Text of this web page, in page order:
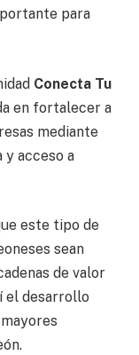
para
Conecta Tu
en fortalecer a
mediante
acceso a
este tipo de
sean
de valor
el desarrollo